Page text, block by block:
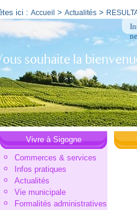
ici : Accueil > Actualités >
Vivre à Sigogne
Commerces & services
Infos pratiques
Actualités
Vie municipale
Formalités administratives